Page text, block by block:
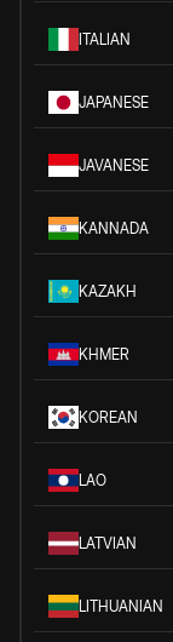
ITALIAN
JAPANESE
JAVANESE
KANNADA
KAZAKH
KHMER
KOREAN
LAO
LATVIAN
LITHUANIAN